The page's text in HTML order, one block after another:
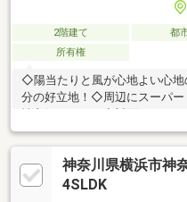
2階建て 都
所有権
◇陽当たりと風が心地よい心
分の好立地！◇周辺にスーパー
焚き機能付き◇床下収納・ウオ
神奈川県横浜市神
4SLDK